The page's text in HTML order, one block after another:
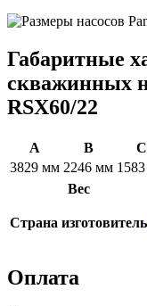
Габаритные
скважинных
RSX60/22
A B C
3829 мм 2246 мм
Вес
Страна изготовитель
Оплата